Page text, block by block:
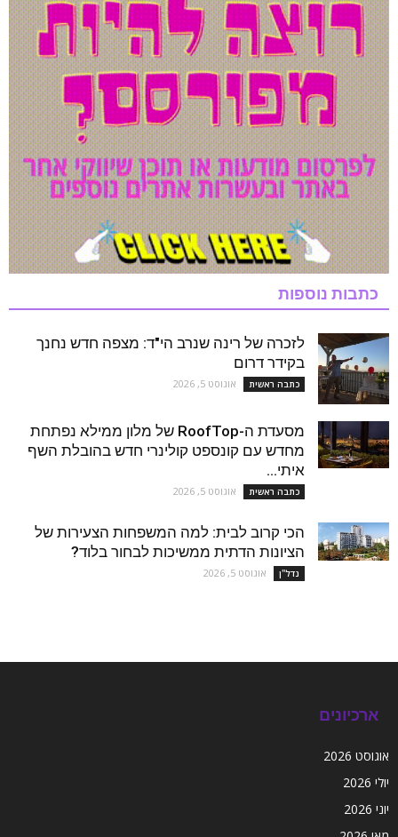
כתבות נוספות
לזכרה של רינה שנרב הי"ד: מצפה חדש נחנך
בקידר דרום
כתבה ראשית אוגוסט 5, 2026
מסעדת ה-RoofTop של מלון ממילא נפתחת
מחדש עם קונספט קולינרי חדש בהובלת השף
איתי...
כתבה ראשית אוגוסט 5, 2026
הכי קרוב לבית: למה המשפחות הצעירות של
הציונות הדתית ממשיכות לבחור בלוד?
נדל''ן אוגוסט 5, 2026
ארכיונים
אוגוסט 2026
יולי 2026
יוני 2026